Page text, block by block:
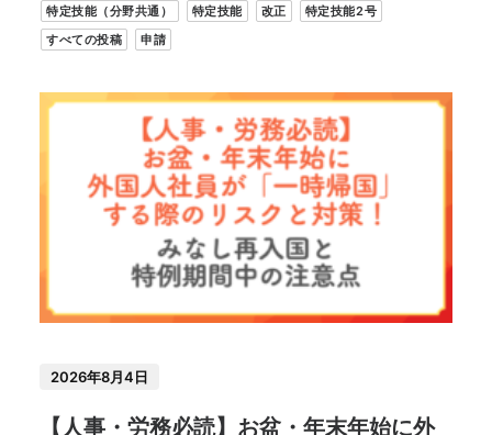
特定技能（分野共通） 特定技能 改正
特定技能2号
すべての投稿
申請
2026年8月4日
【人事・労務必読】お盆・年末年始に外